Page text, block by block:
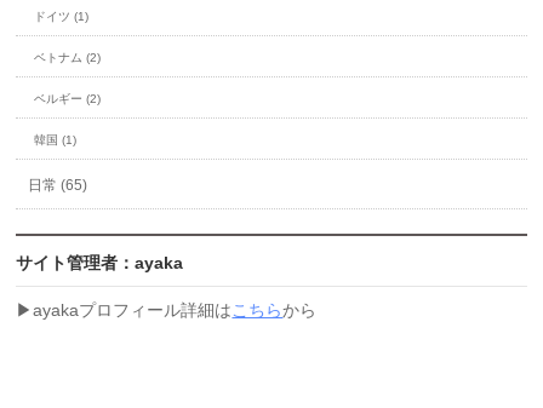
ドイツ (1)
ベトナム (2)
ベルギー (2)
韓国 (1)
日常 (65)
サイト管理者：ayaka
▶︎ayakaプロフィール詳細はこちらから